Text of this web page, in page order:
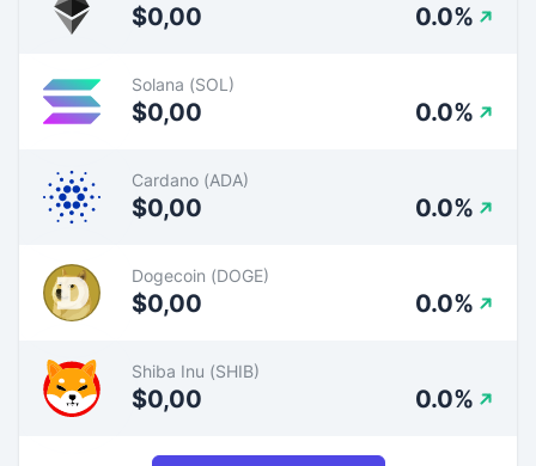
$0,00 0.0%
Solana (SOL)
$0,00 0.0%
Cardano (ADA)
$0,00 0.0%
Dogecoin (DOGE)
$0,00 0.0%
Shiba Inu (SHIB)
$0,00 0.0%